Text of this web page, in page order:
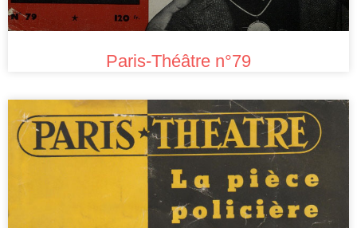
Paris-Théâtre n°79